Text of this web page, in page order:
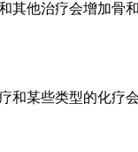
其他治疗会增加骨
和某些类型的化疗